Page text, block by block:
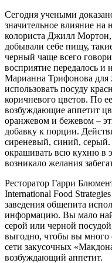
Сегодня учеными
значительное влияние на
колориста Джилл
добывали себе пищу,
черный чаще всего
восприятие передалось и
Марианна Трифонова для
использовать посуду
коричневого цветов. По
возбуждающие аппетит
оранжевом и бежевом –
добавку к порции.
сиреневый, синий,
окрашивать всю кухню в
возникало желания
Ресторатор Гарри
International Food
заведения общепита
информацию. Вы мало
серой или черной
выгодно, чтобы вы много
сети закусочных
возбуждающий аппетит.